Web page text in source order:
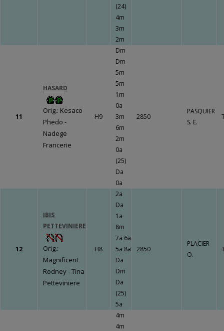
(24)
4m
3m
2m
11
HASARD
Orig.: Kesaco
Phedo -
Nadege
Francerie
H9
Dm
Dm
5m
5m
1m
0a
3m
6m
2m
0a
(25)
Da
0a
2850
PASQUIER
S. E.
12
IBIS
PETTEVINIERE
Orig.:
Magnificent
Rodney - Tina
Petteviniere
H8
2a
Da
1a
8m
7a 6a
5a 8a
Da
Dm
Da
(25)
5a
2850
PLACIER
O.
4m
4m